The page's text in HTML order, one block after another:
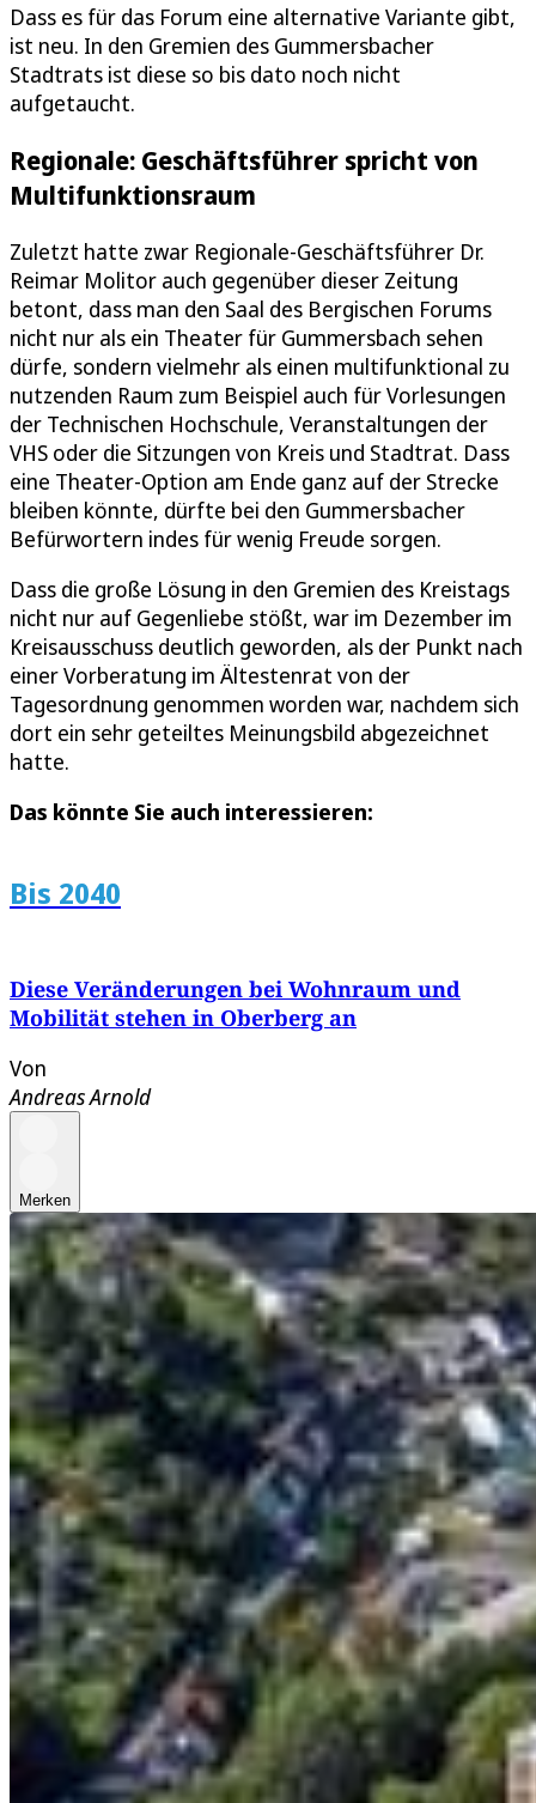
Dass es für das Forum eine alternative Variante gibt,
ist neu. In den Gremien des Gummersbacher
Stadtrats ist diese so bis dato noch nicht
aufgetaucht.
Regionale: Geschäftsführer spricht von
Multifunktionsraum
Zuletzt hatte zwar Regionale-Geschäftsführer Dr.
Reimar Molitor auch gegenüber dieser Zeitung
betont, dass man den Saal des Bergischen Forums
nicht nur als ein Theater für Gummersbach sehen
dürfe, sondern vielmehr als einen multifunktional zu
nutzenden Raum zum Beispiel auch für Vorlesungen
der Technischen Hochschule, Veranstaltungen der
VHS oder die Sitzungen von Kreis und Stadtrat. Dass
eine Theater-Option am Ende ganz auf der Strecke
bleiben könnte, dürfte bei den Gummersbacher
Befürwortern indes für wenig Freude sorgen.
Dass die große Lösung in den Gremien des Kreistags
nicht nur auf Gegenliebe stößt, war im Dezember im
Kreisausschuss deutlich geworden, als der Punkt nach
einer Vorberatung im Ältestenrat von der
Tagesordnung genommen worden war, nachdem sich
dort ein sehr geteiltes Meinungsbild abgezeichnet
hatte.
Das könnte Sie auch interessieren:
Bis 2040
Diese Veränderungen bei Wohnraum und
Mobilität stehen in Oberberg an
Von
Andreas Arnold
Merken